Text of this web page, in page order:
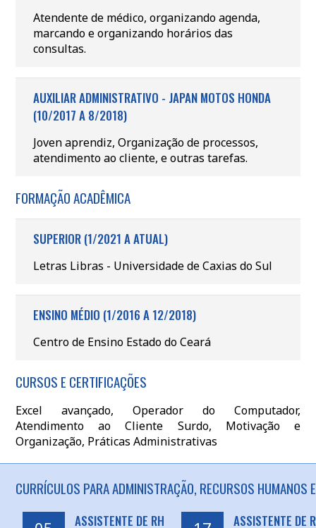
Atendente de médico, organizando agenda,
marcando e organizando horários das
consultas.
AUXILIAR ADMINISTRATIVO - JAPAN MOTOS HONDA
(10/2017 A 8/2018)
Joven aprendiz, Organização de processos,
atendimento ao cliente, e outras tarefas.
FORMAÇÃO ACADÊMICA
SUPERIOR (1/2021 A ATUAL)
Letras Libras - Universidade de Caxias do Sul
ENSINO MÉDIO (1/2016 A 12/2018)
Centro de Ensino Estado do Ceará
CURSOS E CERTIFICAÇÕES
Excel avançado, Operador do Computador,
Atendimento ao Cliente Surdo, Motivação e
Organização, Práticas Administrativas
CURRÍCULOS PARA ADMINISTRAÇÃO, RECURSOS HUMANOS
ASSISTENTE DE RH ASSISTENTE DE